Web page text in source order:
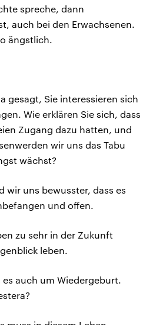
spreche, dann
auch bei den Erwachsenen.
ängstlich.
gesagt, Sie interessieren sich
Wie erklären Sie sich, dass
Zugang dazu hatten, und
wir uns das Tabu
wächst?
wir uns bewusster, dass es
und offen.
zu sehr in der Zukunft
leben.
auch um Wiedergeburt.